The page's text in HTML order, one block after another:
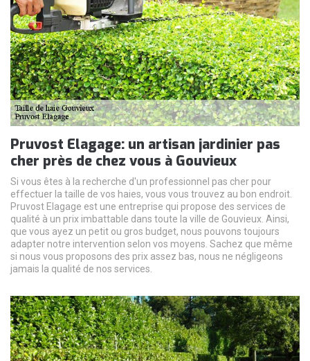
Pruvost Elagage: un artisan jardinier pas
cher près de chez vous à Gouvieux
Si vous êtes à la recherche d'un professionnel pas cher pour
effectuer la taille de vos haies, vous vous trouvez au bon endroit.
Pruvost Elagage est une entreprise qui propose des services de
qualité à un prix imbattable dans toute la ville de Gouvieux. Ainsi,
que vous ayez un petit ou gros budget, nous pouvons toujours
adapter notre intervention selon vos moyens. Sachez que même
si nous vous proposons des prix assez bas, nous ne négligeons
jamais la qualité de nos services.